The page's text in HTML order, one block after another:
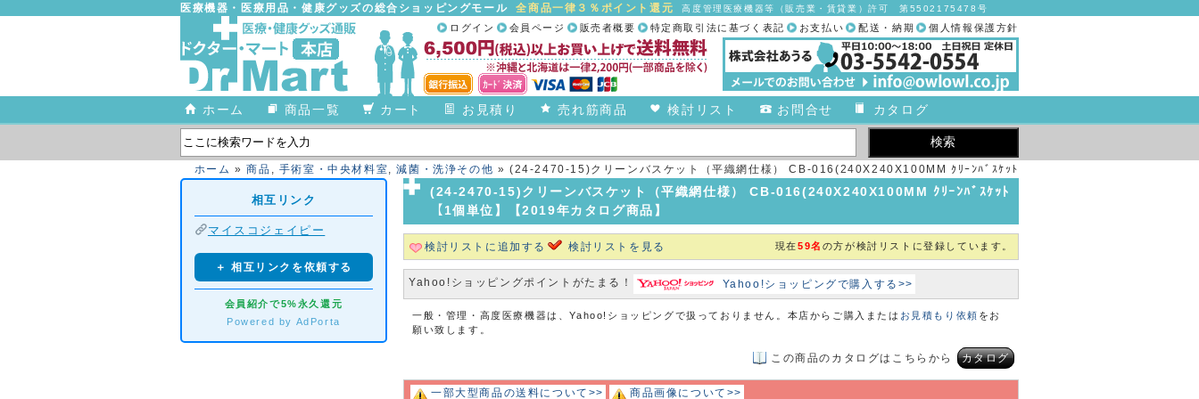
医療機器・医療用品・健康グッズの総合ショッピングモール全商品一律３％ポイント還元 高度管理医療機器等（販売業・賃貸業）許可 第5502175478号
個人情報保護方針
配送・納期
お支払い
特定商取引法に基づく表記
販売者概要
会員ページ
ログイン
ホーム 商品一覧 カート お見積り 売れ筋商品 検討リスト お問合せ カタログ
ホーム »商品 , 手術室・中央材料室,減菌・洗浄その他 » (24-2470-15)クリーンバスケット（平織網仕様） CB-016(240X240X100MM ｸﾘｰﾝﾊﾞｽｹｯﾄ
【1個単位】【2019年カタログ商品】
(24-2470-15)クリーンバスケット（平織網仕様） CB-016(240X240X100MM ｸﾘｰﾝﾊﾞｽｹｯﾄ
【1個単位】【2019年カタログ商品】
検討リストに追加する 検討リストを見る 現在59名 の方が検討リストに登録しています。
Yahoo!ショッピングポイントがたまる！ Yahoo!ショッピングで購入する>>
一般・管理・高度医療機器は、Yahoo!ショッピングで扱っておりません。本店からご購入または お見積もり依頼 をお
願い致します。
この商品のカタログはこちらから カタログ
一部大型商品の送料について>> 商品画像について>>
相互リンク
マイスコジェイピー
＋ 相互リンクを依頼する
会員紹介で5%永久還元
Powered by AdPorta